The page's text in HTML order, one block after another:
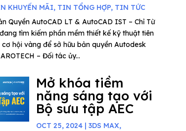
KHUYẾN MÃI, TIN TỔNG HỢP, TIN TỨC
Quyền AutoCAD LT & AutoCAD IST – Chỉ Từ
tìm kiếm phần mềm thiết kế kỹ thuật tiên
hội vàng để sở hữu bản quyền Autodesk
– Đối tác ủy...
Mở khóa tiềm
năng sáng tạo với
Bộ sưu tập AEC
OCT 25, 2024 |3DS MAX,